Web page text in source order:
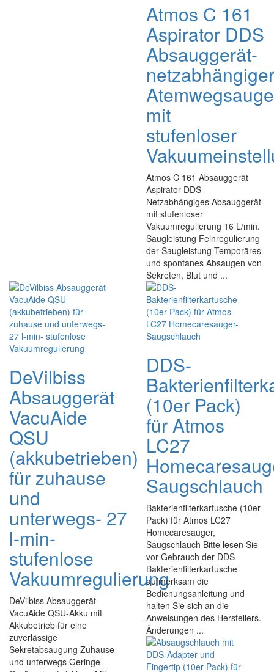
Atmos C 161
Aspirator DDS
Absauggerät-
netzabhängiger
mit
stufenloser
Atmos C 161 Absauggerät
Aspirator DDS
Netzabhängiges Absauggerät
mit stufenloser
Vakuumregulierung 16 L/min.
Saugleistung Feinregulierung
der Saugleistung Temporäres
und spontanes Absaugen von
Sekreten, Blut und ...
DeVilbiss
Absauggerät
VacuAide
QSU
(akkubetrieben)
für zuhause
und
unterwegs- 27
l-min-
stufenlose
Vakuumregulierung
DeVilbiss Absauggerät
VacuAide QSU-Akku mit
Akkubetrieb für eine
zuverlässige
Sekretabsaugung Zuhause
und unterwegs Geringe
DDS-
(10er Pack)
für Atmos
LC27
Saugschlauch
Bakterienfilterkartusche (10er
Pack) für Atmos LC27
Homecaresauger,
Saugschlauch Bitte lesen Sie
vor Gebrauch der DDS-
Bakterienfilterkartusche
aufmerksam die
Bedienungsanleitung und
halten Sie sich an die
Anweisungen des Herstellers.
Änderungen ...